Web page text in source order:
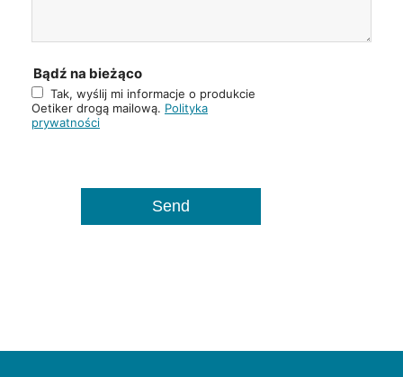
Bądź na bieżąco
Tak, wyślij mi informacje o produkcie
Oetiker drogą mailową. Polityka
prywatności